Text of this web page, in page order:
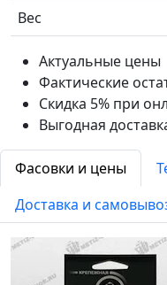
Вес
Актуальные цены
Фактические
Скидка 5% при
Выгодная
Фасовки и цены
Доставка и